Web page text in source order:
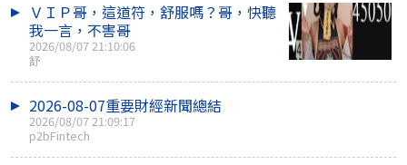
ＶＩＰ哥，這道符，舒服嗎？哥，快聽
我一言，不害哥
2026/08/07 21:10:06
舒
2026-08-07重要財經新聞總結
2026/08/07 21:09:17
p2bFintech